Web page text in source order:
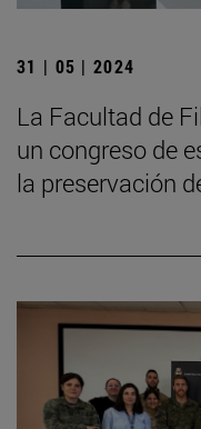
31 | 05 | 2024
La Facultad de
un congreso de
la preservación